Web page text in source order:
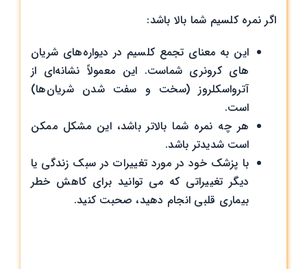
اگر نمره کلسیم شما بالا باشد:
این به معنای تجمع کلسیم در دیواره‌های شریان
های کرونری شماست. این معمولاً نشانه‌ای از
آترواسکلروز (سخت و سفت شدن شریان‌ها)
است.
هر چه نمره شما بالاتر باشد، این مشکل ممکن
است شدیدتر باشد.
با پزشک خود در مورد تغییرات در سبک زندگی یا
دیگر تغییراتی که می توانید برای کاهش خطر
بیماری قلبی انجام دهید، صحبت کنید.